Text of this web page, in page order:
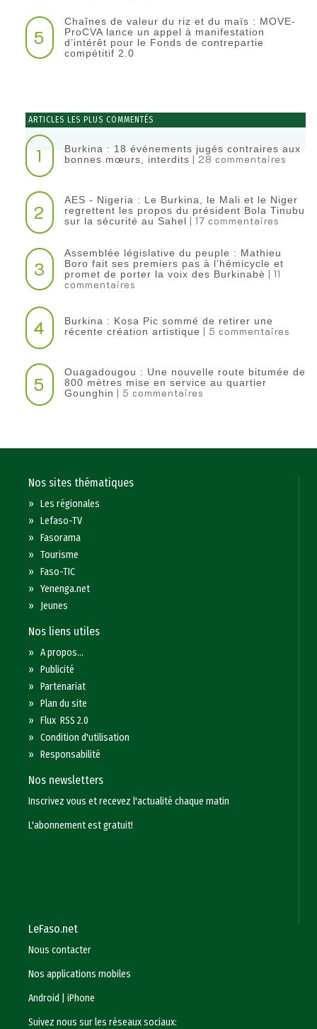
5
Chaînes de valeur du riz et du maïs : MOVE-
ProCVA lance un appel à manifestation
d’intérêt pour le Fonds de contrepartie
compétitif 2.0
ARTICLES LES PLUS COMMENTÉS
1
Burkina : 18 événements jugés contraires aux
bonnes mœurs, interdits | 28 commentaires
2
AES - Nigeria : Le Burkina, le Mali et le Niger
regrettent les propos du président Bola Tinubu
sur la sécurité au Sahel | 17 commentaires
3
Assemblée législative du peuple : Mathieu
Boro fait ses premiers pas à l’hémicycle et
promet de porter la voix des Burkinabè
| 11
commentaires
4
Burkina : Kosa Pic sommé de retirer une
récente création artistique | 5 commentaires
5
Ouagadougou : Une nouvelle route bitumée de
800 mètres mise en service au quartier
Gounghin
| 5 commentaires
Nos sites thématiques
»Les régionales
»Lefaso-TV
»Fasorama
»Tourisme
»Faso-TIC
»Yenenga.net
» Jeunes
Nos liens utiles
»A propos...
»Publicité
»Partenariat
»Plan du site
»Flux RSS 2.0
»Condition d'utilisation
»Responsabilité
Nos newsletters
Inscrivez vous et recevez l'actualité chaque matin
L'abonnement est gratuit!
LeFaso.net
Nous contacter
Nos applications mobiles
Android |iPhone
Suivez nous sur les réseaux sociaux: